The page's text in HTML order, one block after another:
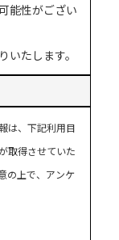
能性がござい
たします。
は、下記利用目
取得させていた
の上で、アンケ